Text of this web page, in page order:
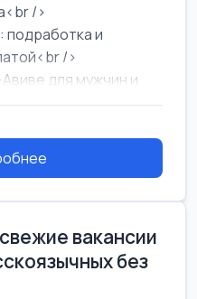
/>
подработка и
/>
для мужчин и
вакансии
без